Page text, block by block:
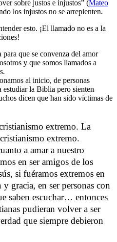
sobre justos e injustos” (Mateo
los injustos no se arrepienten.
esto. ¡El llamado no es a la
que se convenza del amor
y que somos llamados a
al inicio, de personas
la Biblia pero sienten
dicen que han sido víctimas de
extremo. La
cristianismo extremo.
a amar a nuestro
en ser amigos de los
si fuéramos extremos en
gracia, en ser personas con
saben escuchar… entonces
pudieran volver a ser
que siempre debieron